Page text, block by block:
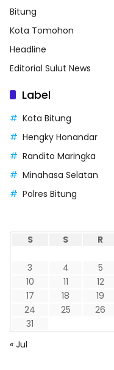
Bitung
Kota Tomohon
Headline
Editorial Sulut News
Label
Kota Bitung
Hengky Honandar
Randito Maringka
Minahasa Selatan
Polres Bitung
S
S R
3
4 5
10
11 12
17
18 19
24
25 26
31
« Jul